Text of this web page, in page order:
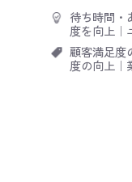
待ち時間・
度を向上 ｜
顧客満足度
度の向上 ｜